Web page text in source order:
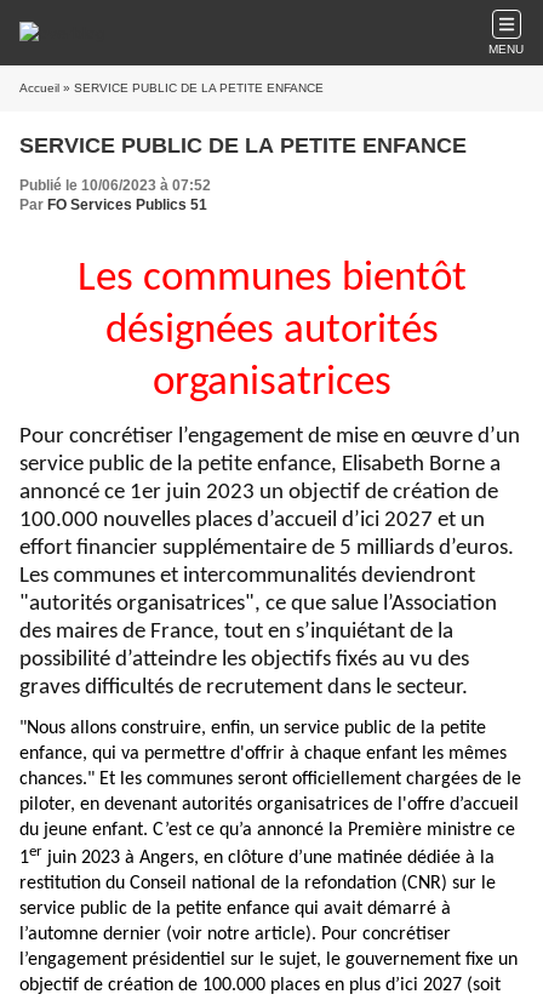
MENU
Accueil » SERVICE PUBLIC DE LA PETITE ENFANCE
SERVICE PUBLIC DE LA PETITE ENFANCE
Publié le 10/06/2023 à 07:52
Par FO Services Publics 51
Les communes bientôt
désignées autorités
organisatrices
Pour concrétiser l’engagement de mise en œuvre d’un
service public de la petite enfance, Elisabeth Borne a
annoncé ce 1er juin 2023 un objectif de création de
100.000 nouvelles places d’accueil d’ici 2027 et un
effort financier supplémentaire de 5 milliards d’euros.
Les communes et intercommunalités deviendront
"autorités organisatrices", ce que salue l’Association
des maires de France, tout en s’inquiétant de la
possibilité d’atteindre les objectifs fixés au vu des
graves difficultés de recrutement dans le secteur.
"Nous allons construire, enfin, un service public de la petite
enfance, qui va permettre d'offrir à chaque enfant les mêmes
chances." Et les communes seront officiellement chargées de le
piloter, en devenant autorités organisatrices de l'offre d’accueil
du jeune enfant. C’est ce qu’a annoncé la Première ministre ce
1er juin 2023 à Angers, en clôture d’une matinée dédiée à la
restitution du Conseil national de la refondation (CNR) sur le
service public de la petite enfance qui avait démarré à
l’automne dernier (voir notre article). Pour concrétiser
l’engagement présidentiel sur le sujet, le gouvernement fixe un
objectif de création de 100.000 places en plus d’ici 2027 (soit